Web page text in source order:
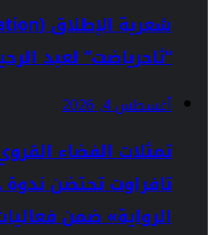
“ثاحرياضت” لعبد
أغسطس 4, 2026
تمثلات الفضاء
تافراوت تحتضن
الرواية» ضمن